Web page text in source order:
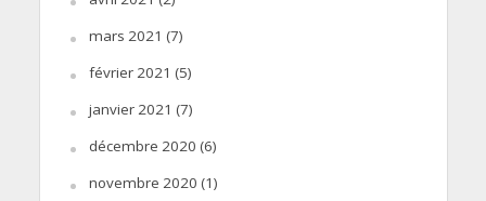
mars 2021 (7)
février 2021 (5)
janvier 2021 (7)
décembre 2020 (6)
novembre 2020 (1)